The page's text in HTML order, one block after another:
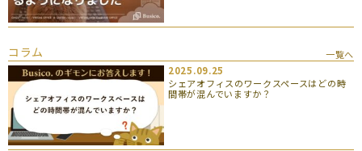
コラム
一覧へ
2025.09.25
シェアオフィスのワークスペースはどの時
間帯が混んでいますか？